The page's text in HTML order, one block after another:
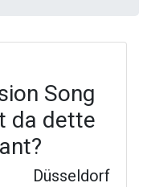
Song
da dette
Düsseldorf